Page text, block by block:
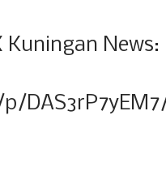
Kuningan News: